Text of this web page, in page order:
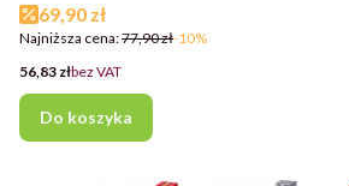
Cena promocyjna
69,90 zł
Najniższa cena:77,90 zł-10%
Cena
56,83 złbez VAT
Do koszyka